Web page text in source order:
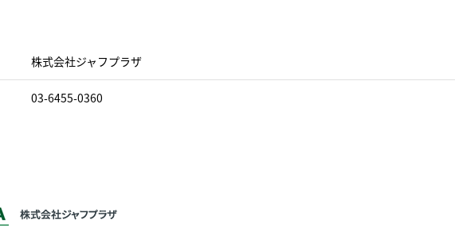
株式会社ジャフプラザ
03-6455-0360